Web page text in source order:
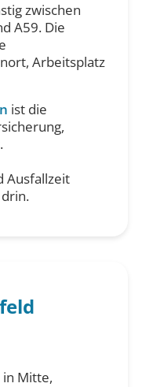
zwischen
A59. Die
Arbeitsplatz
ist die
Ausfallzeit
Mitte,